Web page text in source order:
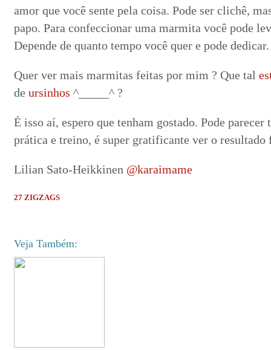
amor que você sente pela coisa. Pode ser clichê,
papo. Para confeccionar uma marmita você pode
Depende de quanto tempo você quer e pode
Quer ver mais marmitas feitas por mim ? Que tal
de ursinhos ^_____^ ?
É isso aí, espero que tenham gostado. Pode parecer
prática e treino, é super gratificante ver o resultado
Lilian Sato-Heikkinen @karaimame
27 ZIGZAGS
Veja Também: